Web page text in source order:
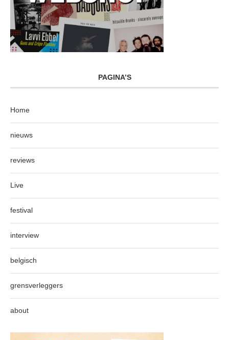
PAGINA’S
Home
nieuws
reviews
Live
festival
interview
belgisch
grensverleggers
about